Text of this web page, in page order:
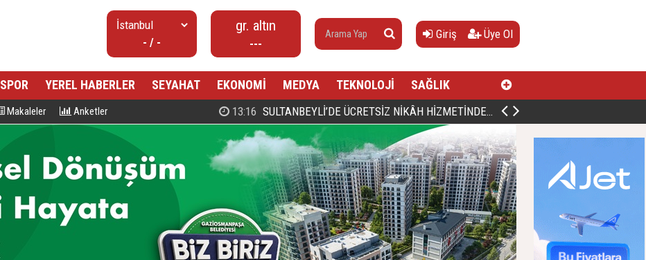
- / -
gr. altın
---
Giriş Üye Ol
SPOR YEREL HABERLER SEYAHAT EKONOMİ MEDYA TEKNOLOJİ SAĞLIK
Makaleler Anketler 00:27 PROF. DR. MAHMUD ESAD COŞAN, DOĞUMUNUN HİCRÎ 91. YILINDA ELAZIĞ'DA YÂD EDİLECEK